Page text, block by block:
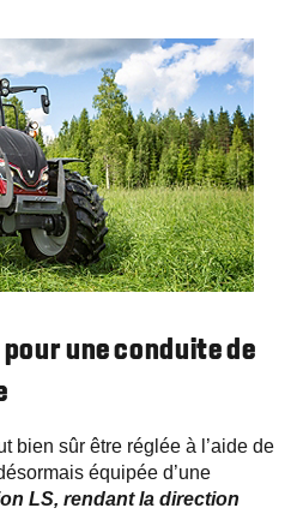
une conduite de
bien sûr être réglée à l’aide de
équipée d’une
LS, rendant la direction